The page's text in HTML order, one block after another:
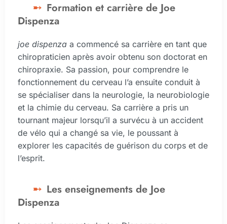
Formation et carrière de Joe
Dispenza
joe dispenza a commencé sa carrière en tant que
chiropraticien après avoir obtenu son doctorat en
chiropraxie. Sa passion, pour comprendre le
fonctionnement du cerveau l’a ensuite conduit à
se spécialiser dans la neurologie, la neurobiologie
et la chimie du cerveau. Sa carrière a pris un
tournant majeur lorsqu’il a survécu à un accident
de vélo qui a changé sa vie, le poussant à
explorer les capacités de guérison du corps et de
l’esprit.
Les enseignements de Joe
Dispenza